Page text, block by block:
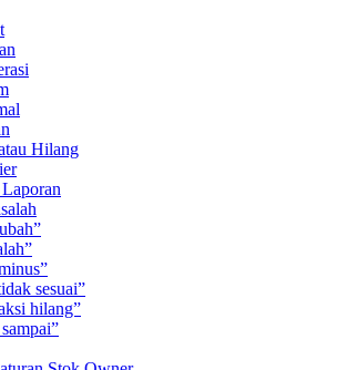
Hilang
sesuai”
hilang”